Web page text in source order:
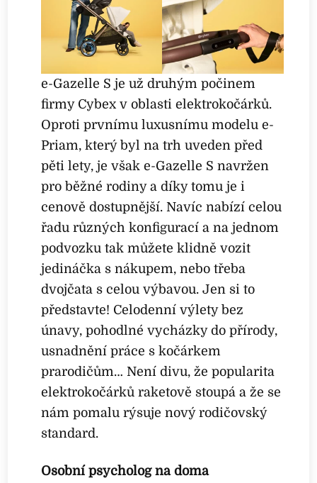
e-Gazelle S je už druhým počinem
firmy Cybex v oblasti elektrokočárků.
Oproti prvnímu luxusnímu modelu e-
Priam, který byl na trh uveden před
pěti lety, je však e-Gazelle S navržen
pro běžné rodiny a díky tomu je i
cenově dostupnější. Navíc nabízí celou
řadu různých konfigurací a na jednom
podvozku tak můžete klidně vozit
jedináčka s nákupem, nebo třeba
dvojčata s celou výbavou. Jen si to
představte! Celodenní výlety bez
únavy, pohodlné vycházky do přírody,
usnadnění práce s kočárkem
prarodičům… Není divu, že popularita
elektrokočárků raketově stoupá a že se
nám pomalu rýsuje nový rodičovský
standard.
Osobní psycholog na doma